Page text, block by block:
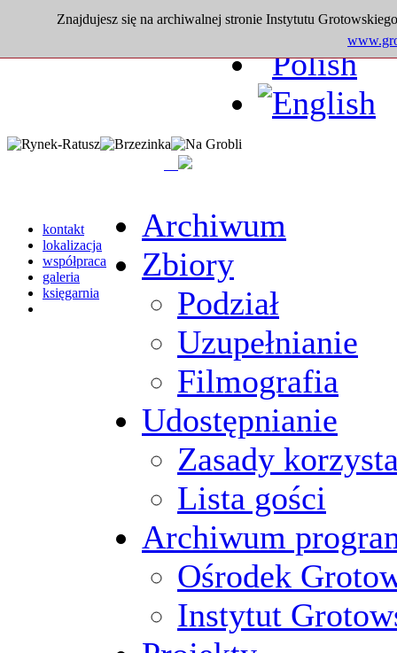
Znajdujesz się na archiwalnej stronie Instytutu
kontakt
lokalizacja
współpraca
galeria
księgarnia
Archiwum
Zbiory
Podział
Uzupełnianie
Filmografia
Udostępnianie
Zasady
Lista gości
Archiwum
Ośrodek
Instytut